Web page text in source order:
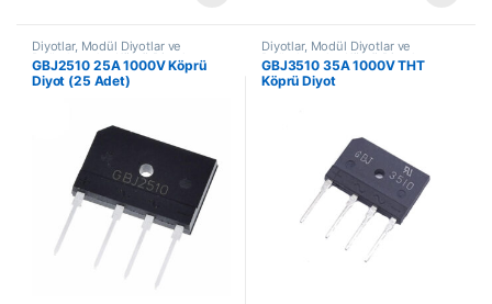
Diyotlar, Modül Diyotlar ve
Doğrultucular,Köprü Diyotlar
GBJ2510 25A 1000V Köprü
Diyot (25 Adet)
Diyotlar, Modül Diyotlar ve
Doğrultucular,Köprü Diyotlar
GBJ3510 35A 1000V THT
Köprü Diyot